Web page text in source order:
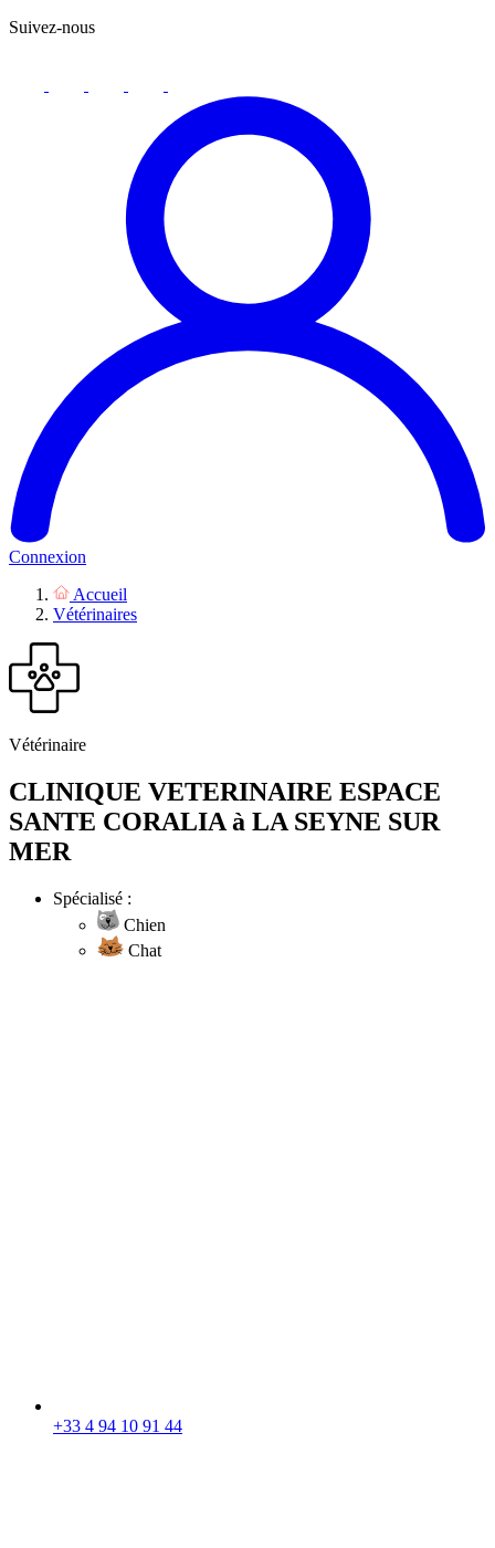
Suivez-nous
Connexion
Accueil
Vétérinaires
Vétérinaire
CLINIQUE VETERINAIRE ESPACE
SANTE CORALIA à LA SEYNE SUR
MER
Spécialisé :
Chien
Chat
+33 4 94 10 91 44